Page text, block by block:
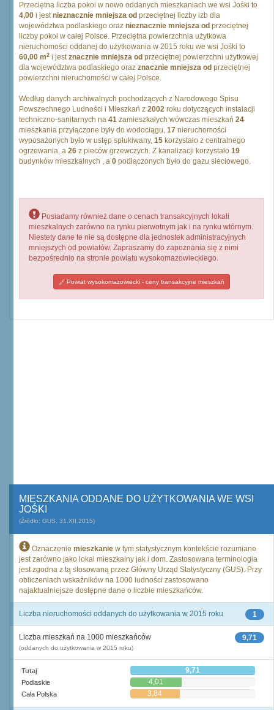
Przeciętna liczba pokoi w nowo oddanych mieszkaniach we wsi Jośki to
4,00 i jestnieznacznie mniejsza od przeciętnej liczby izb dla
województwa podlaskiego oraz nieznacznie mniejsza od przeciętnej
liczby pokoi w całej Polsce. Przeciętna powierzchnia użytkowa
nieruchomości oddanej do użytkowania w 2015 roku we wsi Jośki to
60,00 m2 i jestznacznie mniejsza od przeciętnej powierzchni użytkowej
dla województwa podlaskiego oraz znacznie mniejsza od przeciętnej
powierzchni nieruchomości w całej Polsce.
Według danych archiwalnych pochodzących z Narodowego Spisu
Powszechnego Ludności i Mieszkań z 2002 roku dotyczących instalacji
techniczno-sanitarnych na 41 zamieszkałych wówczas mieszkań 24
mieszkania przyłączone były do wodociągu, 17 nieruchomości
wyposażonych było w ustęp spłukiwany, 15 korzystało z centralnego
ogrzewania, a 26 z pieców grzewczych. Z kanalizacji korzystało 19
budynków mieszkalnych , a 0 podłączonych było do gazu sieciowego.
Posiadamy również dane o cenach transakcyjnych lokali
mieszkalnych zarówno na rynku pierwotnym jak i na rynku wtórnym.
Niestety dane te nie są dostępne dla jednostek administracyjnych
mniejszych od powiatów. Zapraszamy do zapoznania się z nimi
bezpośrednio na stronie powiatu wysokomazowieckiego.
Powiat wysokomazowiecki - ceny transakcyjne mieszkań
MIESZKANIA ODDANE DO UŻYTKOWANIA WE WSI
JOŚKI
(Źródło: GUS, 31.XII.2015)
Oznaczenie mieszkanie w tym statystycznym kontekście rozumiane
jest zarówno jako lokal mieszkalny jak i dom. Zastosowana terminologia
jest zgodna z tą stosowaną przez Główny Urząd Statystyczny (GUS). Przy
obliczeniach wskaźników na 1000 ludności zastosowano
najaktualniejsze dostępne dane o liczbie mieszkańców.
1
Liczba nieruchomości oddanych do użytkowania w 2015 roku
9,71
Liczba mieszkań na 1000 mieszkańców
(oddanych do użytkowania w 2015 roku)
Tutaj 9,71
Podlaskie 4,01
Cała Polska 3,84